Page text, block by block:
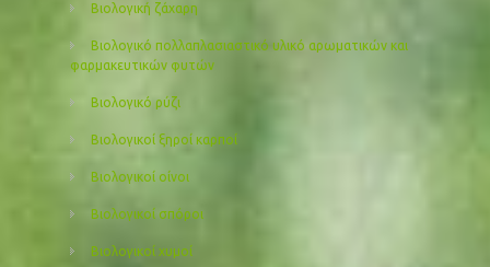
Βιολογική ζάχαρη
Βιολογικό πολλαπλασιαστικό υλικό αρωματικών και
φαρμακευτικών φυτών
Βιολογικό ρύζι
Βιολογικοί ξηροί καρποί
Βιολογικοί οίνοι
Βιολογικοί σπόροι
Βιολογικοί χυμοί